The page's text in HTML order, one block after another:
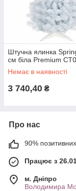
Штучна ялинка
см біла Premium
Немає в наявності
3 740,40 ₴
Про нас
90% позитивних
Працює з
м. Дніпро
Володимира